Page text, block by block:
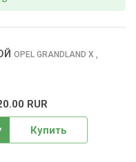
OPEL GRANDLAND X
RUR
Купить